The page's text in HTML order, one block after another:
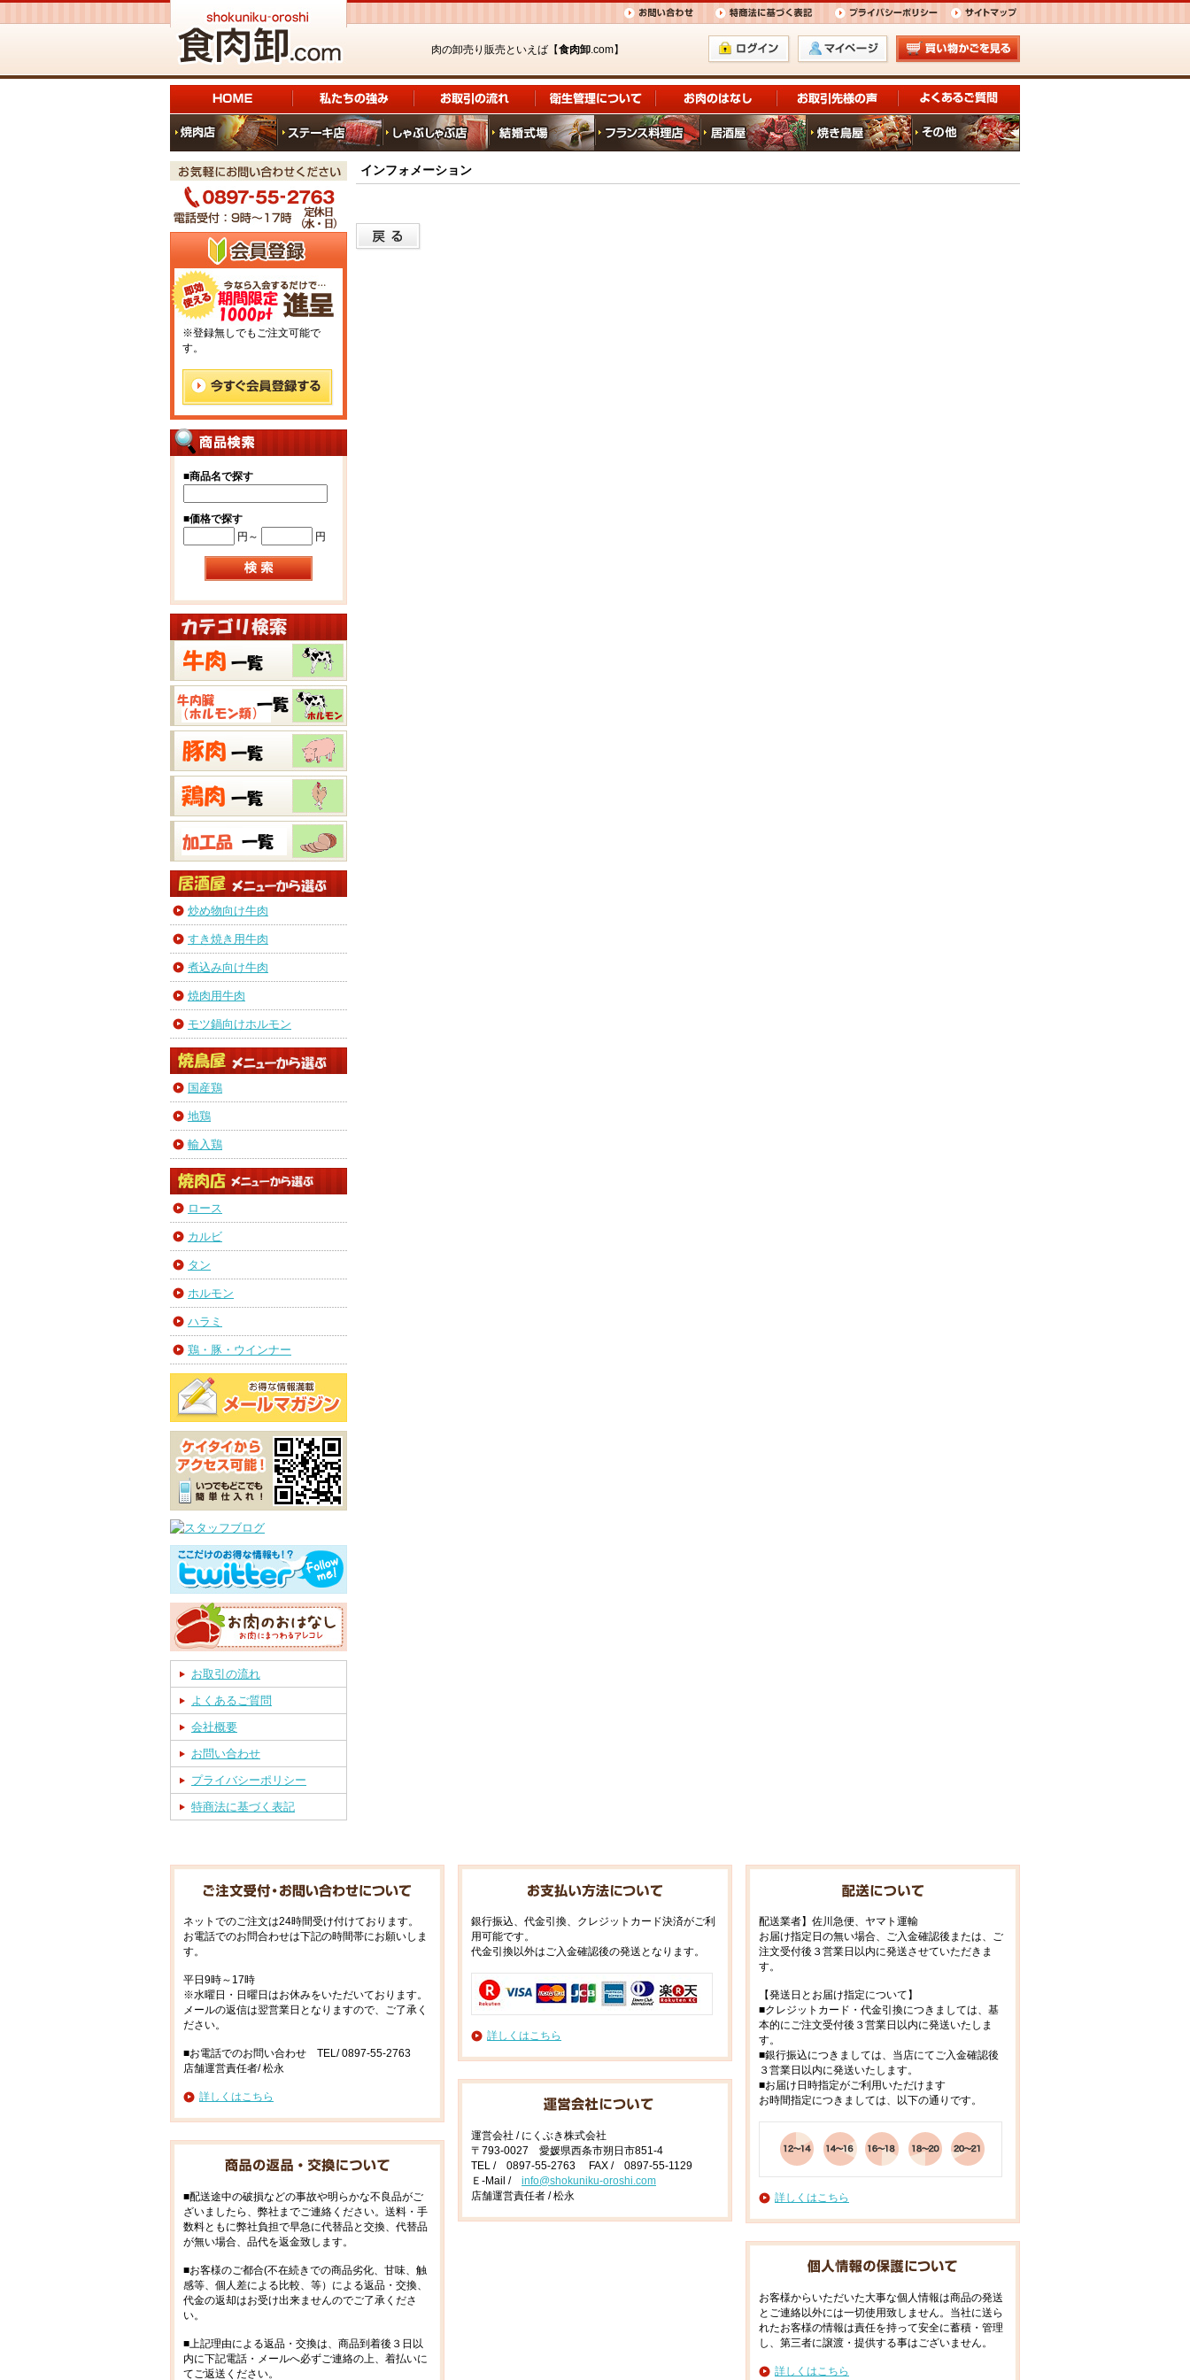
肉の卸売り販売といえば【食肉卸.com】
※登録無しでもご注文可能で
す。
■商品名で探す
■価格で探す
円～
円
炒め物向け牛肉
すき焼き用牛肉
煮込み向け牛肉
焼肉用牛肉
モツ鍋向けホルモン
国産鶏
地鶏
輸入鶏
ロース
カルビ
タン
ホルモン
ハラミ
鶏・豚・ウインナー
お取引の流れ
よくあるご質問
会社概要
お問い合わせ
プライバシーポリシー
特商法に基づく表記
インフォメーション
ネットでのご注文は24時間受け付けております。
お電話でのお問合わせは下記の時間帯にお願いしま
す。
平日9時～17時
※水曜日・日曜日はお休みをいただいております。
メールの返信は翌営業日となりますので、ご了承く
ださい。
■お電話でのお問い合わせ TEL/ 0897-55-2763
店舗運営責任者/ 松永
詳しくはこちら
■配送途中の破損などの事故や明らかな不良品がご
ざいましたら、弊社までご連絡ください。送料・手
数料ともに弊社負担で早急に代替品と交換、代替品
が無い場合、品代を返金致します。
■お客様のご都合(不在続きでの商品劣化、甘味、触
感等、個人差による比較、等）による返品・交換、
代金の返却はお受け出来ませんのでご了承くださ
い。
■上記理由による返品・交換は、商品到着後３日以
内に下記電話・メールへ必ずご連絡の上、着払いに
てご返送ください。
銀行振込、代金引換、クレジットカード決済がご利
用可能です。
代金引換以外はご入金確認後の発送となります。
詳しくはこちら
運営会社 / にくぶき株式会社
〒793-0027 愛媛県西条市朔日市851-4
TEL / 0897-55-2763 FAX / 0897-55-1129
Ｅ-Mail / info@shokuniku-oroshi.com
店舗運営責任者 / 松永
配送業者】佐川急便、ヤマト運輸
お届け指定日の無い場合、ご入金確認後または、ご
注文受付後３営業日以内に発送させていただきま
す。
【発送日とお届け指定について】
■クレジットカード・代金引換につきましては、基
本的にご注文受付後３営業日以内に発送いたしま
す。
■銀行振込につきましては、当店にてご入金確認後
３営業日以内に発送いたします。
■お届け日時指定がご利用いただけます
お時間指定につきましては、以下の通りです。
詳しくはこちら
お客様からいただいた大事な個人情報は商品の発送
とご連絡以外には一切使用致しません。当社に送ら
れたお客様の情報は責任を持って安全に蓄積・管理
し、第三者に譲渡・提供する事はございません。
詳しくはこちら